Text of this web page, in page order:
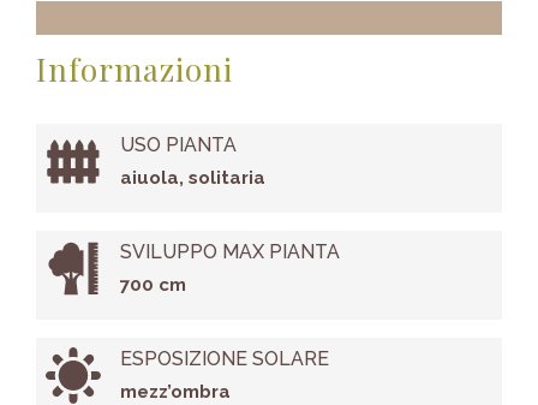
Informazioni
USO PIANTA
aiuola, solitaria
SVILUPPO MAX PIANTA
700 cm
ESPOSIZIONE SOLARE
mezz’ombra